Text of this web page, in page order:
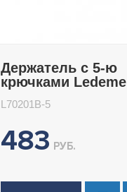
Держатель с 5-ю
крючками Ledeme
L70201B-5
483 РУБ.